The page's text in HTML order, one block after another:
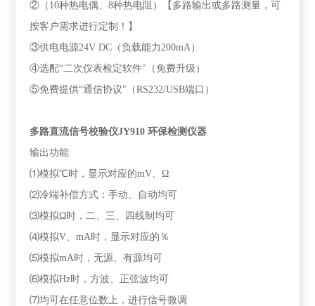
②（10种热电偶、8种热电阻）【多路输出或多路测量，可
按客户需求进行定制！】
③供电电源24V DC（负载能力200mA）
④选配“二次仪表检定软件"（免费升级）
⑤免费提供“通信协议"（RS232/USB端口）
多路直流信号校验仪JY910 环保检测仪器
输出功能
⑴模拟℃时，显示对应的mV、Ω
⑵冷端补偿方式：手动、自动均可
⑶模拟Ω时，二、三、四线制均可
⑷模拟V、mA时，显示对应的％
⑸模拟mA时，无源、有源均可
⑹模拟Hz时，方波、正弦波均可
⑺均可在任意位数上，进行信号微调